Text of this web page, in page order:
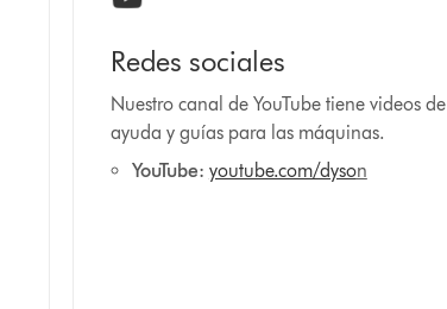
Redes sociales
Nuestro canal de YouTube tiene videos de
ayuda y guías para las máquinas.
YouTube: youtube.com/dyson